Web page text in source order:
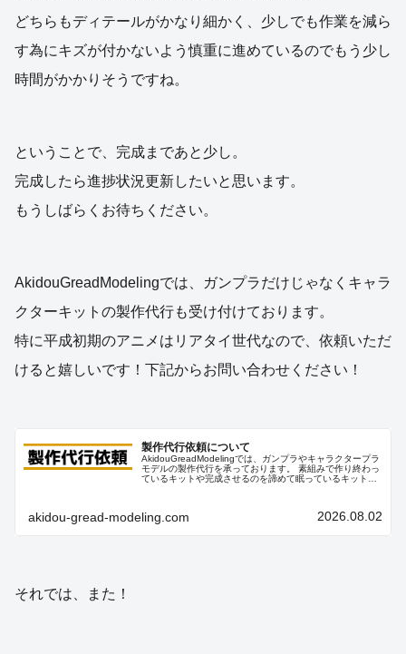
どちらもディテールがかなり細かく、少しでも作業を減ら
す為にキズが付かないよう慎重に進めているのでもう少し
時間がかかりそうですね。
ということで、完成まであと少し。
完成したら進捗状況更新したいと思います。
もうしばらくお待ちください。
AkidouGreadModelingでは、ガンプラだけじゃなくキャラ
クターキットの製作代行も受け付けております。
特に平成初期のアニメはリアタイ世代なので、依頼いただ
けると嬉しいです！下記からお問い合わせください！
製作代行依頼について
AkidouGreadModelingでは、ガンプラやキャラクタープラ
モデルの製作代行を承っております。 素組みで作り終わっ
ているキットや完成させるのを諦めて眠っているキットな
akidou-gread-modeling.com 2026.08.02
それでは、また！